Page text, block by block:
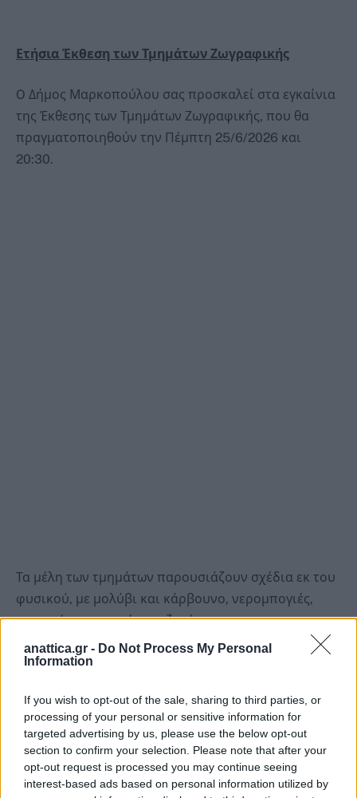
anattica.gr - Do Not Process My Personal
Information
If you wish to opt-out of the sale, sharing to third parties, or
processing of your personal or sensitive information for
targeted advertising by us, please use the below opt-out
section to confirm your selection. Please note that after your
opt-out request is processed you may continue seeing
interest-based ads based on personal information utilized by
Ετήσια Έκθεση των Τμημάτων Ζωγραφικής
O Δήμος Μαρκοπούλου σας προσκαλεί στα εγκαίνια
της Έκθεσης των Τμημάτων Ζωγραφικής, που θα
πραγματοποιηθούν την Πέμπτη 25/6/2026 και
20:30.
Τα μέλη των τμημάτων παρουσιάζουν σχέδια εκ του
φυσικού, με μολύβι και κάρβουνο, νερομπογιές,
ατομικές εικαστικές αναζητήσεις κ.α.
Στο επίκεντρο της εικαστικής εκμάθησης για τη
βασισμένα στη ζωγραφική του Μονέ και του Σεζάν,
τα οποία έγιναν με σκοπό την κατανόηση της
ζωγραφικής φόρμας.
Ωράριο λειτουργίας Έκθεσης: